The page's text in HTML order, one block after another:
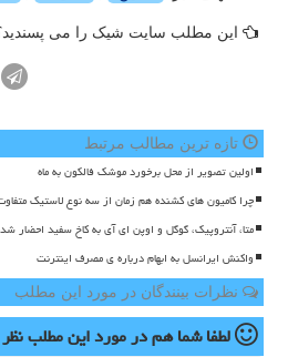
این مطلب سایت شیک را می
تازه ترین مطالب مرتبط
اولین تصویر از محل برخورد موشک فالکون به ماه
چرا کامیون های کشنده هم زمان از سه نوع لاستیک
متا، آنتروپیک، گوگل و اوپن ای آی به کاخ سفید احضار
واکنش ایرانسل به ابهام درباره ی مصرف اینترنت
نظرات بینندگان در مورد این مطلب
لطفا شما همدر مورد این مطلب